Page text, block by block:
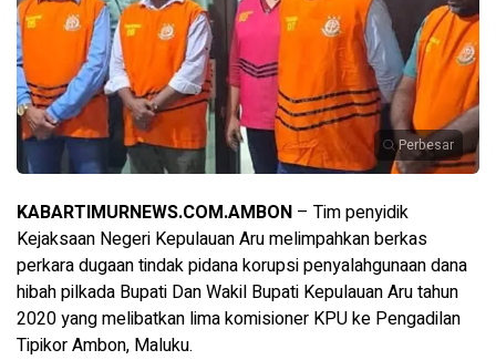
Perbesar
KABARTIMURNEWS.COM.AMBON – Tim penyidik
Kejaksaan Negeri Kepulauan Aru melimpahkan berkas
perkara dugaan tindak pidana korupsi penyalahgunaan dana
hibah pilkada Bupati Dan Wakil Bupati Kepulauan Aru tahun
2020 yang melibatkan lima komisioner KPU ke Pengadilan
Tipikor Ambon, Maluku.